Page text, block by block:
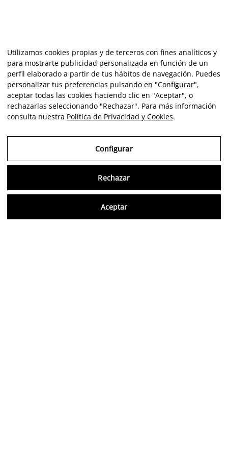
Utilizamos cookies propias y de terceros con fines analíticos y
para mostrarte publicidad personalizada en función de un
perfil elaborado a partir de tus hábitos de navegación. Puedes
personalizar tus preferencias pulsando en "Configurar",
aceptar todas las cookies haciendo clic en "Aceptar", o
rechazarlas seleccionando "Rechazar". Para más información
consulta nuestra Política de Privacidad y Cookies.
Configurar
Rechazar
Aceptar